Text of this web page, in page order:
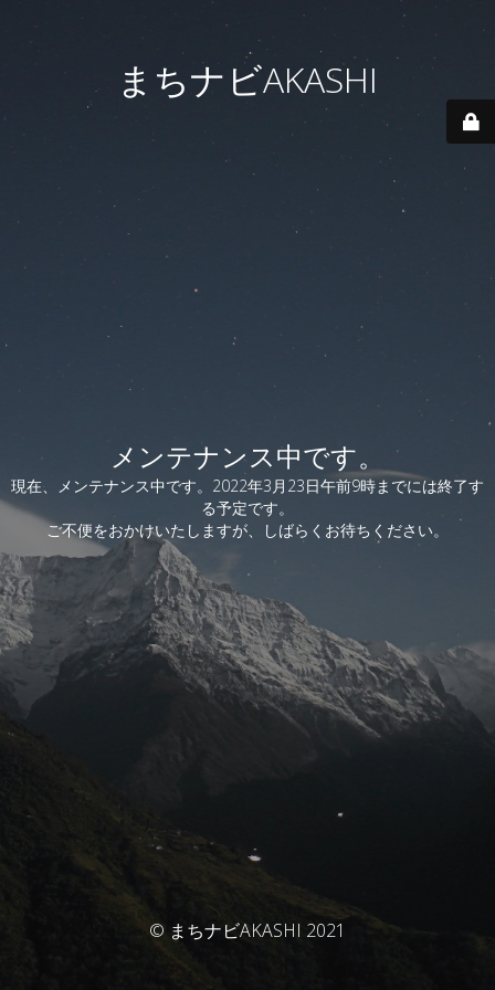
まちナビAKASHI
メンテナンス中です。
現在、メンテナンス中です。2022年3月23日午前9時までには終了す
る予定です。
ご不便をおかけいたしますが、しばらくお待ちください。
© まちナビAKASHI 2021